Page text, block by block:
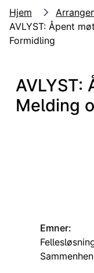
Hjem
AVLYST: Åpent
Formidling
AVLYST:
Melding
Emner: